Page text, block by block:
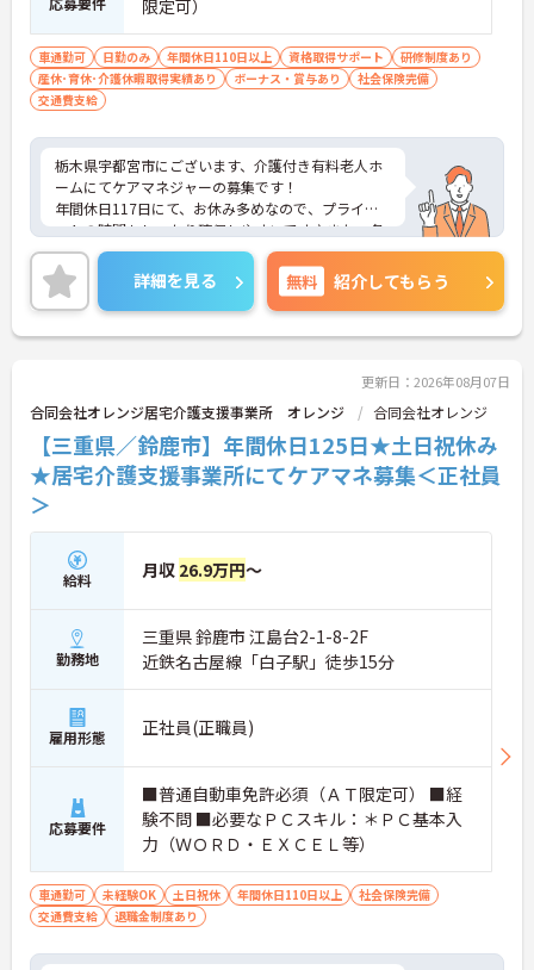
限定可）
車通勤可 日勤のみ 年間休日110日以上 資格取得サポート
研修制度あり
産休･育休･介護休暇取得実績あり
ボーナス・賞与あり
社会保険完備
交通費支給
栃木県宇都宮市にございます、介護付き有料老人ホ
ームにてケアマネジャーの募集です！
年間休日117日にて、お休み多めなので、プライベ
ートの時間もしっかり確保しやすいです♪また、各
種手当や福利厚生も充実しています◎
ご興味のある方は、マイナビ介護職までお問い合わ
せください。
詳細を見る 無料 紹介してもらう
更新日：2026年08月07日
合同会社オレンジ居宅介護支援事業所 オレンジ 合同会社オレンジ
【三重県／鈴鹿市】年間休日125日★土日祝休み
★居宅介護支援事業所にてケアマネ募集＜正社員
＞
給料 月収 26.9万円～
勤務地
三重県 鈴鹿市 江島台2-1-8-2F
近鉄名古屋線「白子駅」徒歩15分
雇用形態 正社員(正職員)
応募要件
■普通自動車免許必須（ＡＴ限定可） ■経
験不問 ■必要なＰＣスキル：＊ＰＣ基本入
力（ＷＯＲＤ・ＥＸＣＥＬ等）
車通勤可 未経験OK 土日祝休 年間休日110日以上
社会保険完備
交通費支給
退職金制度あり